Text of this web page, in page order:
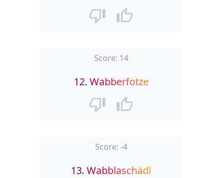
Score: 14
12. Wabberfotze
Score: -4
13. Wabblaschädl